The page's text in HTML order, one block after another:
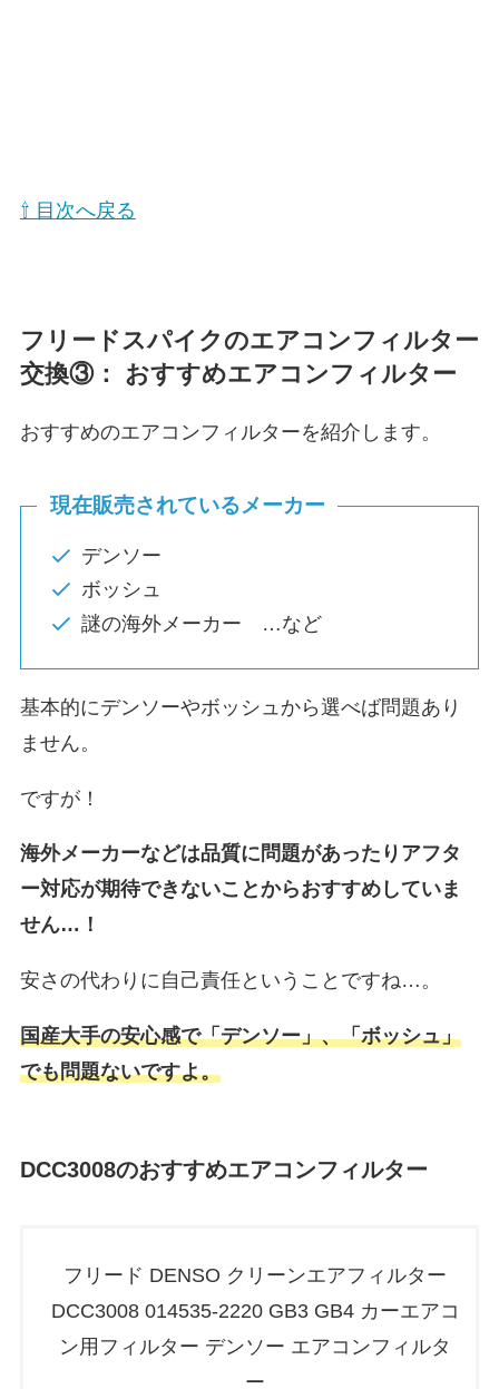
⇧ 目次へ戻る
フリードスパイク のエアコンフィルター
交換③： おすすめエアコンフィルター
おすすめのエアコンフィルターを紹介します。
現在販売されているメーカー
デンソー
ボッシュ
謎の海外メーカー …など
基本的にデンソーやボッシュから選べば問題あり
ません。
ですが！
海外メーカーなどは品質に問題があったりアフタ
ー対応が期待できないことからおすすめしていま
せん…！
安さの代わりに自己責任ということですね…。
国産大手の安心感で「デンソー」、「ボッシュ」
でも問題ないですよ。
DCC3008のおすすめエアコンフィルター
フリード DENSO クリーンエアフィルター
DCC3008 014535-2220 GB3 GB4 カーエアコ
ン用フィルター デンソー エアコンフィルタ
ー